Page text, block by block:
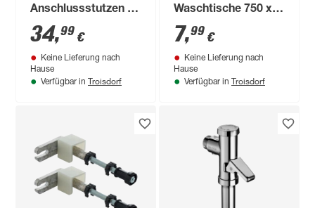
Anschlussstutzen Ø
90-110 mm
34,99 €
Keine Lieferung nach
Hause
Verfügbar in Troisdorf
Waschtische 750 x
195 x 4 mm
7,99 €
Keine Lieferung nach
Hause
Verfügbar in Troisdorf